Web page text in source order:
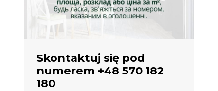
Skontaktuj się pod
numerem +48 570 182
180